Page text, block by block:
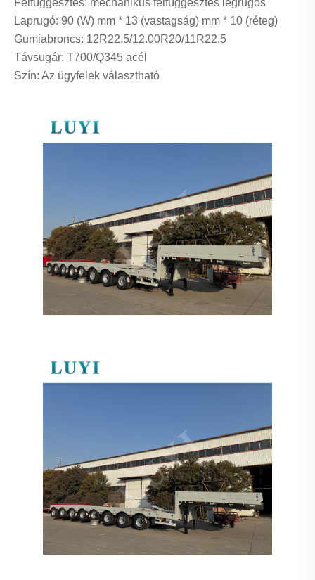
Felfüggesztés: mechanikus felfüggesztés légrugós
Laprugó: 90 (W) mm * 13 (vastagság) mm * 10 (réteg)
Gumiabroncs: 12R22.5/12.00R20/11R22.5
Távsugár: T700/Q345 acél
Szín: Az ügyfelek választható